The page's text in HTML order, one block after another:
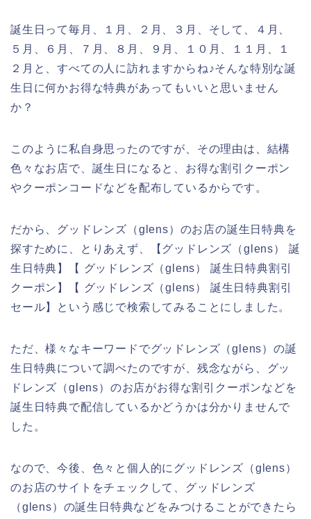
誕生日って毎月、１月、２月、３月、そして、４月、
５月、６月、７月、８月、９月、１０月、１１月、１
２月と、すべての人に訪れますからね♪そんな特別な誕
生日に何かお得な特典があってもいいと思いません
か？
このように私自身思ったのですが、その理由は、結構
色々なお店で、誕生日になると、お得な割引クーポン
やクーポンコードなどを配布しているからです。
だから、グッドレンズ（glens）のお店の誕生日特典を
探すために、とりあえず、【グッドレンズ（glens） 誕
生日特典】【 グッドレンズ（glens） 誕生日特典割引
クーポン】【 グッドレンズ（glens） 誕生日特典割引
セール】という感じで検索してみることにしました。
ただ、様々なキーワードでグッドレンズ（glens）の誕
生日特典について調べたのですが、残念ながら、グッ
ドレンズ（glens）のお店がお得な割引クーポンなどを
誕生日特典で配信しているかどうかは分かりませんで
した。
なので、今後、色々と個人的にグッドレンズ（glens）
のお店のサイトをチェックして、グッドレンズ
（glens）の誕生日特典などをみつけることができたら